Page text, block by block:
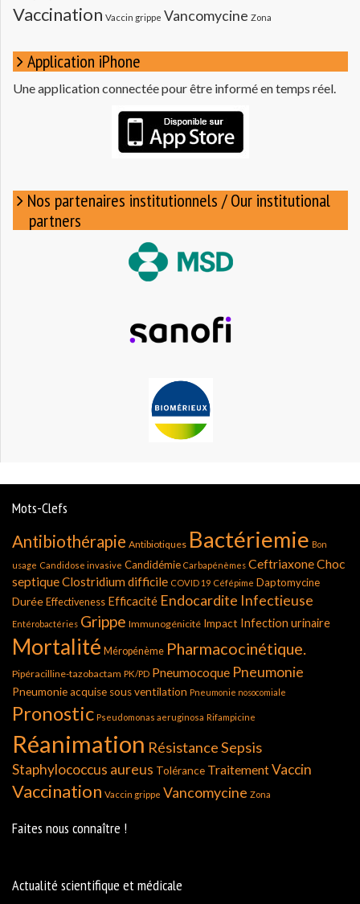
Vaccination Vaccin grippe Vancomycine Zona
Application iPhone
Une application connectée pour être informé en temps réel.
Nos partenaires institutionnels / Our institutional
partners
Mots-Clefs
Antibiothérapie Antibiotiques Bactériemie Bon
usage Candidose invasive Candidémie Carbapénèmes CeftriaxoneChoc
septiqueClostridium difficile COVID 19 Céfépime Daptomycine
Durée Effectiveness Efficacité Endocardite Infectieuse
Entérobactéries Grippe Immunogénicité Impact Infection urinaire
Mortalité Méropénème Pharmacocinétique.
Pipéracilline-tazobactam PK/PD Pneumocoque Pneumonie
Pneumonie acquise sous ventilation Pneumonie nosocomiale
Pronostic Pseudomonas aeruginosa Rifampicine
Réanimation RésistanceSepsis
Staphylococcus aureus Tolérance TraitementVaccin
Vaccination Vaccin grippe Vancomycine Zona
Faites nous connaître !
Actualité scientifique et médicale